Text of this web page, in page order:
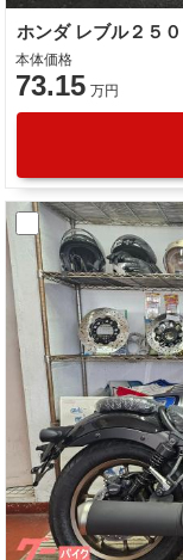
本体価格
73.15 万円